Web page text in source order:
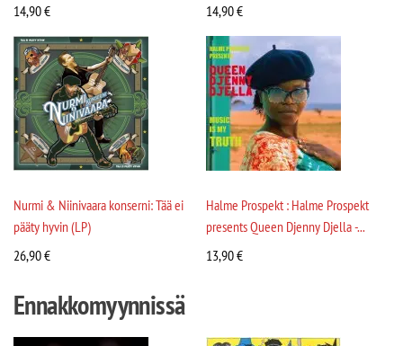
14,90€
14,90€
Nurmi & Niinivaara konserni: Tää ei
pääty hyvin (LP)
26,90€
Halme Prospekt : Halme Prospekt
presents Queen Djenny Djella -...
13,90€
Ennakkomyynnissä